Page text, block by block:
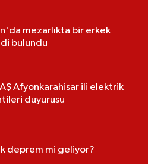
mezarlıkta bir erkek
bulundu
Afyonkarahisar ili elektrik
duyurusu
deprem mi geliyor?